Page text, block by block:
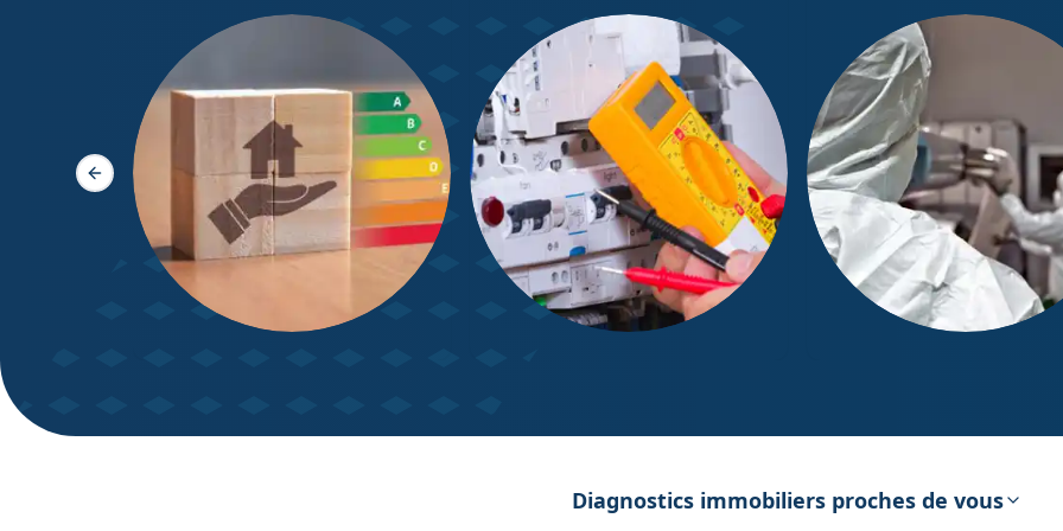
Slide précédente
Diagnostics immobiliers proches de vous